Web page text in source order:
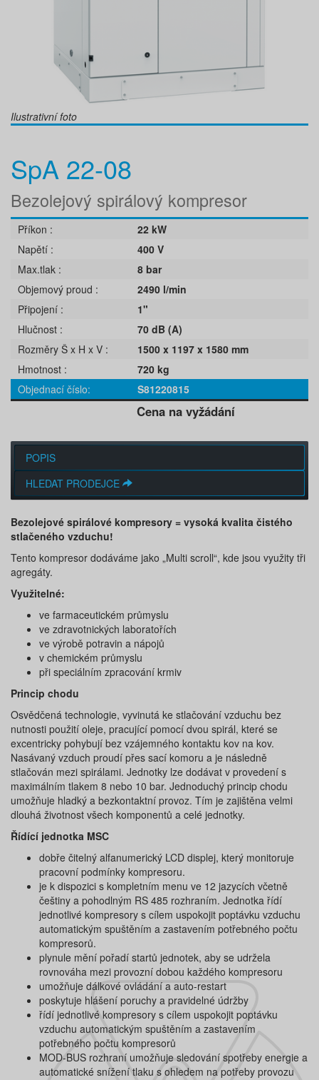
Ilustrativní foto
SpA 22-08
Bezolejový spirálový kompresor
Příkon
22 kW
Napětí
400 V
Max.tlak
8 bar
Objemový proud
2490 l/min
Připojení
1"
Hlučnost
70 dB (A)
Rozměry Š x H x V
1500 x 1197 x 1580 mm
Hmotnost
720 kg
Objednací číslo
S81220815
Cena na vyžádání
POPIS
HLEDAT PRODEJCE
Bezolejové spirálové kompresory = vysoká kvalita čistého
stlačeného vzduchu!
Tento kompresor dodáváme jako „Multi scroll“, kde jsou využity tři
agregáty.
Využitelné:
ve farmaceutickém průmyslu
ve zdravotnických laboratořích
ve výrobě potravin a nápojů
v chemickém průmyslu
při speciálním zpracování krmiv
Princip chodu
Osvědčená technologie, vyvinutá ke stlačování vzduchu bez
nutnosti použití oleje, pracující pomocí dvou spirál, které se
excentricky pohybují bez vzájemného kontaktu kov na kov.
Nasávaný vzduch proudí přes sací komoru a je následně
stlačován mezi spirálami. Jednotky lze dodávat v provedení s
maximálním tlakem 8 nebo 10 bar. Jednoduchý princip chodu
umožňuje hladký a bezkontaktní provoz. Tím je zajištěna velmi
dlouhá životnost všech komponentů a celé jednotky.
Řídící jednotka MSC
dobře čitelný alfanumerický LCD displej, který monitoruje
pracovní podmínky kompresoru.
je k dispozici s kompletním menu ve 12 jazycích včetně
češtiny a pohodlným RS 485 rozhraním. Jednotka řídí
jednotlivé kompresory s cílem uspokojit poptávku vzduchu
automatickým spuštěním a zastavením potřebného počtu
kompresorů.
plynule mění pořadí startů jednotek, aby se udržela
rovnováha mezi provozní dobou každého kompresoru
umožňuje dálkové ovládání a auto-restart
poskytuje hlášení poruchy a pravidelné údržby
řídí jednotlivé kompresory s cílem uspokojit poptávku
vzduchu automatickým spuštěním a zastavením
potřebného počtu kompresorů
MOD-BUS rozhraní umožňuje sledování spotřeby energie a
automatické snížení tlaku s ohledem na potřeby provozu